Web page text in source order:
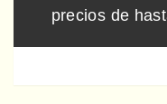
precios de